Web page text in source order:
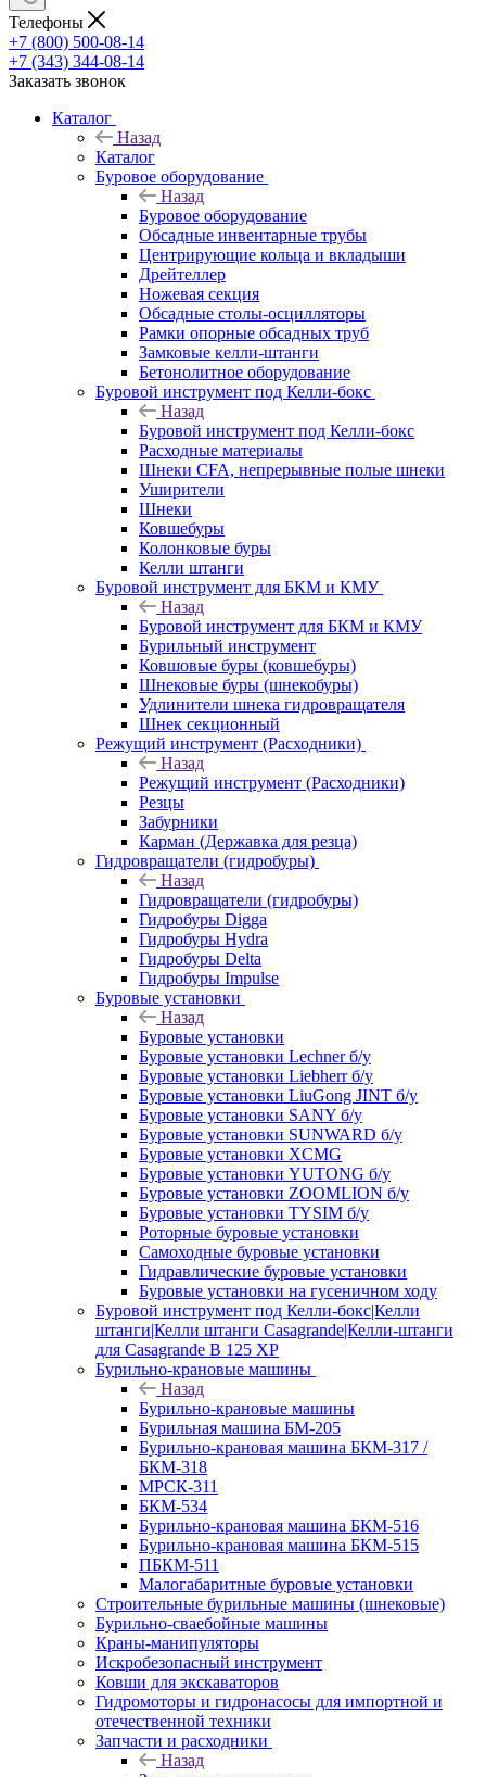
Телефоны
+7 (800) 500-08-14
+7 (343) 344-08-14
Заказать звонок
Каталог
Назад
Каталог
Буровое оборудование
Назад
Буровое оборудование
Обсадные инвентарные трубы
Центрирующие кольца и вкладыши
Дрейтеллер
Ножевая секция
Обсадные столы-осцилляторы
Рамки опорные обсадных труб
Замковые келли-штанги
Бетонолитное оборудование
Буровой инструмент под Келли-бокс
Назад
Буровой инструмент под Келли-бокс
Расходные материалы
Шнеки CFA, непрерывные полые шнеки
Уширители
Шнеки
Ковшебуры
Колонковые буры
Келли штанги
Буровой инструмент для БКМ и КМУ
Назад
Буровой инструмент для БКМ и КМУ
Бурильный инструмент
Ковшовые буры (ковшебуры)
Шнековые буры (шнекобуры)
Удлинители шнека гидровращателя
Шнек секционный
Режущий инструмент (Расходники)
Назад
Режущий инструмент (Расходники)
Резцы
Забурники
Карман (Державка для резца)
Гидровращатели (гидробуры)
Назад
Гидровращатели (гидробуры)
Гидробуры Digga
Гидробуры Hydra
Гидробуры Delta
Гидробуры Impulse
Буровые установки
Назад
Буровые установки
Буровые установки Lechner б/у
Буровые установки Liebherr б/у
Буровые установки LiuGong JINT б/у
Буровые установки SANY б/у
Буровые установки SUNWARD б/у
Буровые установки XCMG
Буровые установки YUTONG б/у
Буровые установки ZOOMLION б/у
Буровые установки TYSIM б/у
Роторные буровые установки
Самоходные буровые установки
Гидравлические буровые установки
Буровые установки на гусеничном ходу
Буровой инструмент под Келли-бокс|Келли
штанги|Келли штанги Casagrande|Келли-штанги
для Casagrande B 125 XP
Бурильно-крановые машины
Назад
Бурильно-крановые машины
Бурильная машина БМ-205
Бурильно-крановая машина БКМ-317 /
БКМ-318
МРСК-311
БКМ-534
Бурильно-крановая машина БКМ-516
Бурильно-крановая машина БКМ-515
ПБКМ-511
Малогабаритные буровые установки
Строительные бурильные машины (шнековые)
Бурильно-сваебойные машины
Краны-манипуляторы
Искробезопасный инструмент
Ковши для экскаваторов
Гидромоторы и гидронасосы для импортной и
отечественной техники
Запчасти и расходники
Назад